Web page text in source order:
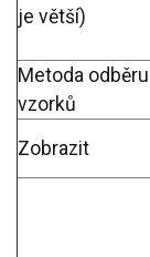
je větší)
Metoda odběru
vzorků
Zobrazit